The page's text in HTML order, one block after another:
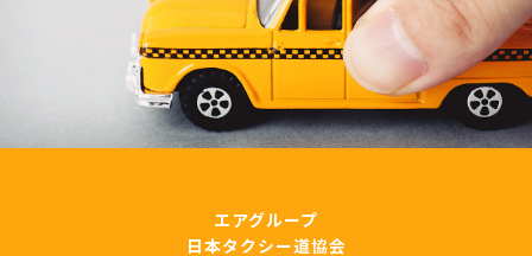
エアグループ
日本タクシー道協会